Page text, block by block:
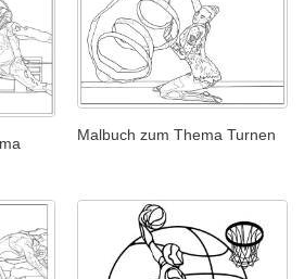
Malbuch zum Thema Turnen